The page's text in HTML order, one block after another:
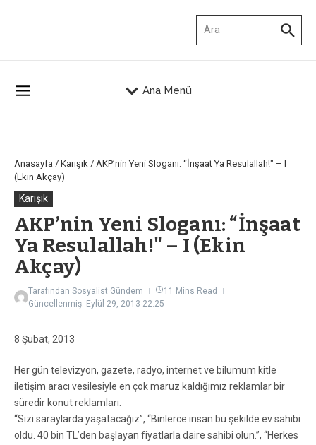
Ana Menü
Anasayfa / Karışık / AKP’nin Yeni Sloganı: “İnşaat Ya Resulallah!" – I
(Ekin Akçay)
Karışık
AKP’nin Yeni Sloganı: “İnşaat
Ya Resulallah!" – I (Ekin
Akçay)
Tarafından Sosyalist Gündem
11 Mins Read
Güncellenmiş: Eylül 29, 2013 22:25
8 Şubat, 2013
Her gün televizyon, gazete, radyo, internet ve bilumum kitle
iletişim aracı vesilesiyle en çok maruz kaldığımız reklamlar bir
süredir konut reklamları.
“Sizi saraylarda yaşatacağız”, “Binlerce insan bu şekilde ev sahibi
oldu. 40 bin TL’den başlayan fiyatlarla daire sahibi olun.”, “Herkes